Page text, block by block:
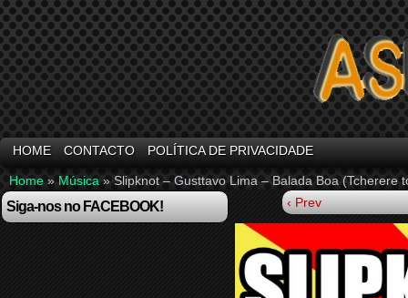
HOME CONTACTO POLÍTICA DE PRIVACIDADE
Home » Música » Slipknot – Gusttavo Lima – Balada Boa (Tcherere
Siga-nos no FACEBOOK! ‹ Prev